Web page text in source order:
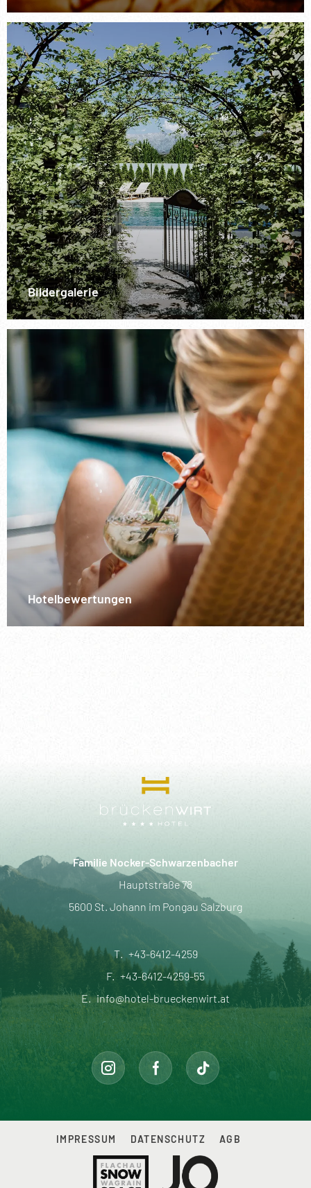
Bildergalerie
Hotelbewertungen
Familie Nocker-Schwarzenbacher
Hauptstraße 78
5600 St. Johann im Pongau Salzburg
T.
+43-6412-4259
F. +43-6412-4259-55
E. info@hotel-brueckenwirt.at
IMPRESSUM DATENSCHUTZ AGB